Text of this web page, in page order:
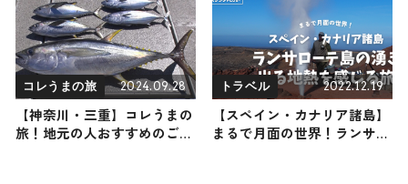
コレうまの旅 2024.09.28
【神奈川・三重】コレうまの
旅！地元の人おすすめのご当
トラベル 2022.12.19
【スペイン・カナリア諸島】
まるで月面の世界！ランサロ